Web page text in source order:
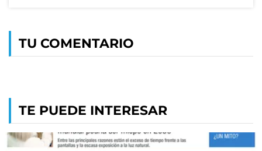
TU COMENTARIO
TE PUEDE INTERESAR